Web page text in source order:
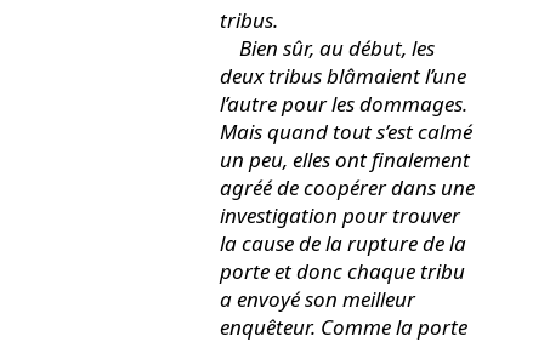
tribus.
Bien sûr, au début, les
deux tribus blâmaient l’une
l’autre pour les dommages.
Mais quand tout s’est calmé
un peu, elles ont finalement
agréé de coopérer dans une
investigation pour trouver
la cause de la rupture de la
porte et donc chaque tribu
a envoyé son meilleur
enquêteur. Comme la porte